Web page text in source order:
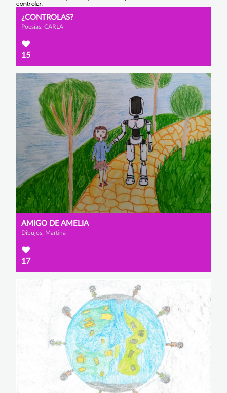
¿CONTROLAS?
Poesías, CARLA
15
AMIGO DE AMELIA
Dibujos, Martina
17